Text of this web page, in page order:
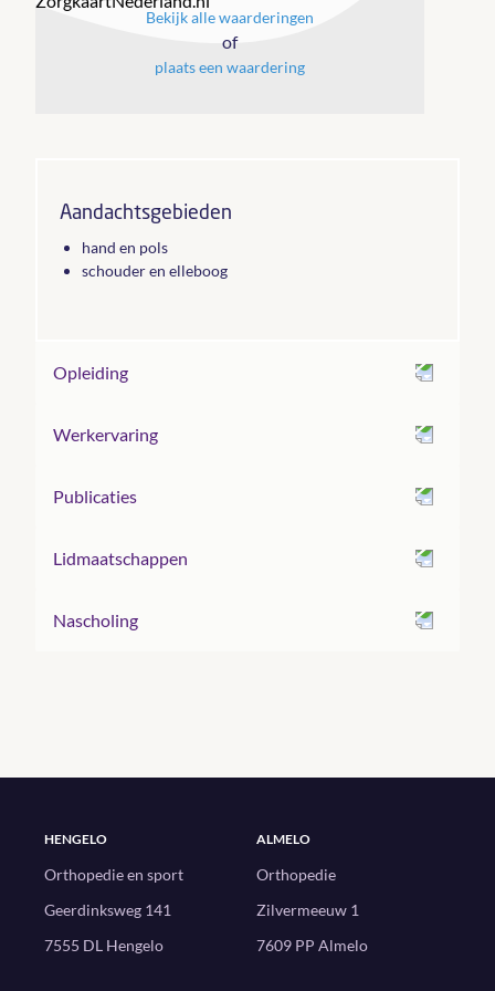
Bekijk alle waarderingen
of
plaats een waardering
Aandachtsgebieden
hand en pols
schouder en elleboog
Opleiding
Werkervaring
Publicaties
Lidmaatschappen
Nascholing
HENGELO
Orthopedie en sport
Geerdinksweg 141
7555 DL Hengelo
ALMELO
Orthopedie
Zilvermeeuw 1
7609 PP Almelo